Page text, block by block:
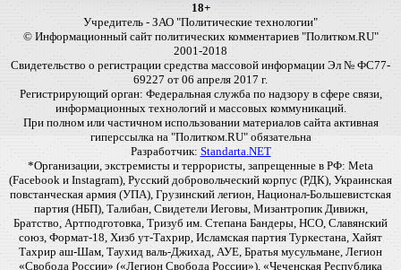
18+
Учредитель - ЗАО "Политические технологии"
© Информационный сайт политических комментариев "Политком.RU"
2001-2018
Свидетельство о регистрации средства массовой информации Эл № ФС77-
69227 от 06 апреля 2017 г.
Регистрирующий орган: Федеральная служба по надзору в сфере связи,
информационных технологий и массовых коммуникаций.
При полном или частичном использовании материалов сайта активная
гиперссылка на "Политком.RU" обязательна
Разработчик: Standarta.NET
*Организации, экстремисты и террористы, запрещенные в РФ: Meta
(Facebook и Instagram), Русский добровольческий корпус (РДК), Украинская
повстанческая армия (УПА), Грузинский легион, Национал-Большевистская
партия (НБП), Талибан, Свидетели Иеговы, Мизантропик Дивижн,
Братство, Артподготовка, Тризуб им. Степана Бандеры, НСО, Славянский
союз, Формат-18, Хизб ут-Тахрир, Исламская партия Туркестана, Хайят
Тахрир аш-Шам, Таухид валь-Джихад, АУЕ, Братья мусульмане, Легион
«Свобода России» («Легион Свобода России»), «Чеченская Республика